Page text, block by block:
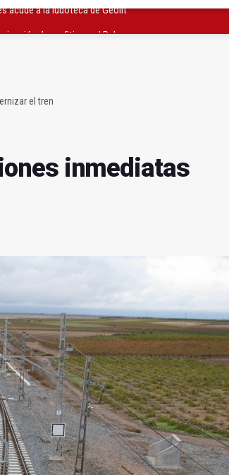
el tren
inmediatas